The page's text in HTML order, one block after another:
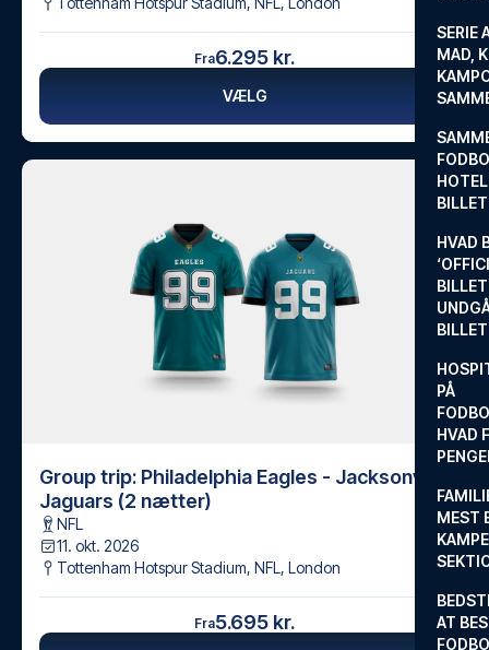
SERIE
MAD,
HVAD
PÅ
HVAD
MEST
AT
Fra6.295 kr.
VÆLG
Group trip: Philadelphia Eagles - Jacksonville
Jaguars (2 nætter)
NFL
11. okt. 2026
Tottenham Hotspur Stadium, NFL, London
Fra5.695 kr.